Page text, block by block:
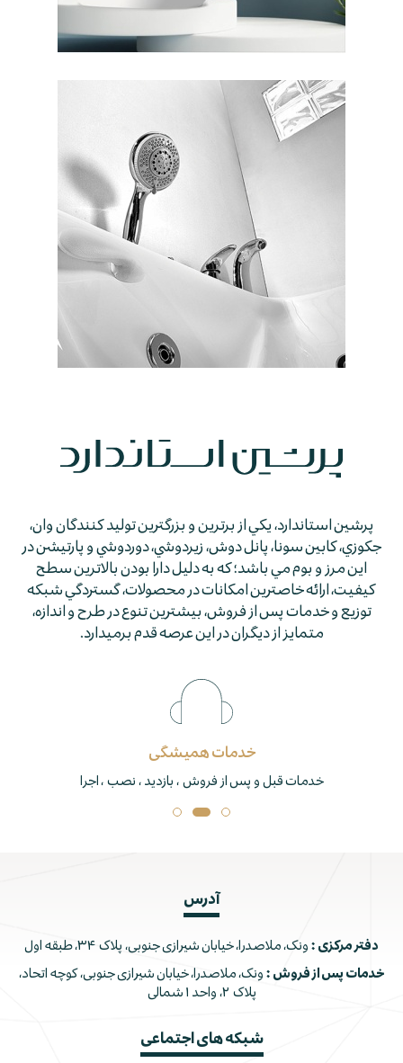
پرشين استاندارد، يكي از برترين و بزرگترين توليد كنندگان وان،
جكوزي، كابين سونا، پانل دوش، زيردوشي، دوردوشي و پارتيشن در
اين مرز و بوم مي باشد؛ كه به دليل دارا بودن بالاترين سطح
كيفيت، ارائه خاصترين امكانات در محصولات، گستردگي شبكه
توزيع و خدمات پس از فروش، بيشترين تنوع در طرح و اندازه،
متمايز از ديگران در اين عرصه قدم برمي­دارد.
خدمات همیشگی
خدمات قبل و پس از فروش ، بازدید ، نصب ، اجرا
آدرس
دفتر مرکزی : ونک، ملاصدرا، خیابان شیرازی جنوبی، پلاک ۳۴، طبقه اول
خدمات پس از فروش : ونک، ملاصدرا، خیابان شیرازی جنوبی، کوچه اتحاد،
پلاک ۲، واحد ۱ شمالی
شبکه های اجتماعی